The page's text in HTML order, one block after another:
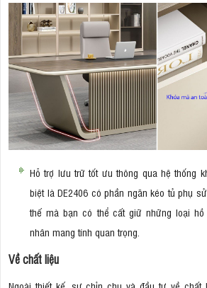
Hỗ trợ lưu trữ tốt ưu thông qua hệ thống
biệt là DE2406 có phần ngăn kéo tủ phụ
thế mà bạn có thể cất giữ những loại
nhân mang tính quan trọng.
Về chất liệu